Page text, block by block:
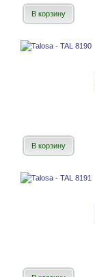
В корзину
В корзину